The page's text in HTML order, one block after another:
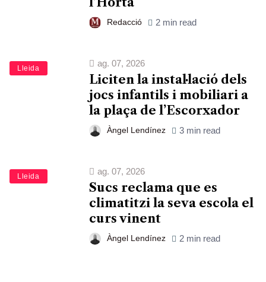
Redacció 2 min read
Lleida
ag. 07, 2026
Liciten la instal·lació dels
jocs infantils i mobiliari a
la plaça de l’Escorxador
Àngel Lendínez 3 min read
Lleida
ag. 07, 2026
Sucs reclama que es
climatitzi la seva escola el
curs vinent
Àngel Lendínez 2 min read